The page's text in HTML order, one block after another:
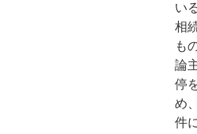
い
相
も
論
停
め
件